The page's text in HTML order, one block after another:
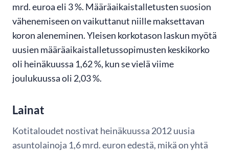
mrd. euroa eli 3 %. Määräaikaistalletusten suosion
vähenemiseen on vaikuttanut niille maksettavan
koron aleneminen. Yleisen korkotason laskun myötä
uusien määräaikaistalletussopimusten keskikorko
oli heinäkuussa 1,62 %, kun se vielä viime
joulukuussa oli 2,03 %.
Lainat
Kotitaloudet nostivat heinäkuussa 2012 uusia
asuntolainoja 1,6 mrd. euron edestä, mikä on yhtä